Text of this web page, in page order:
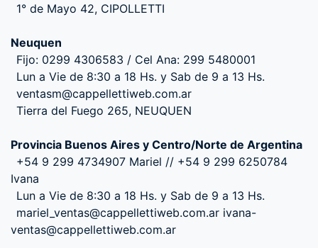
1° de Mayo 42, CIPOLLETTI
Neuquen
Fijo: 0299 4306583 / Cel Ana: 299 5480001
Lun a Vie de 8:30 a 18 Hs. y Sab de 9 a 13 Hs.
ventasm@cappellettiweb.com.ar
Tierra del Fuego 265, NEUQUEN
Provincia Buenos Aires y Centro/Norte de Argentina
+54 9 299 4734907 Mariel // +54 9 299 6250784
Ivana
Lun a Vie de 8:30 a 18 Hs. y Sab de 9 a 13 Hs.
mariel_ventas@cappellettiweb.com.ar ivana-
ventas@cappellettiweb.com.ar